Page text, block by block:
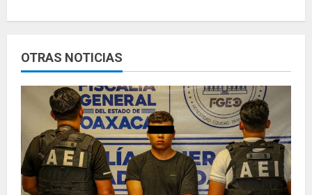
l
e
y
n
d
OTRAS NOTICIAS